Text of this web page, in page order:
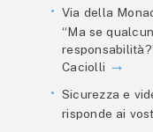
Via della
“Ma se
Caciolli
Sicurezza e
risponde ai